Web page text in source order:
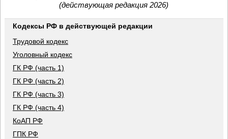
(действующая редакция 2026)
Кодексы РФ в действующей редакции
Трудовой кодекс
Уголовный кодекс
ГК РФ (часть 1)
ГК РФ (часть 2)
ГК РФ (часть 3)
ГК РФ (часть 4)
КоАП РФ
ГПК РФ